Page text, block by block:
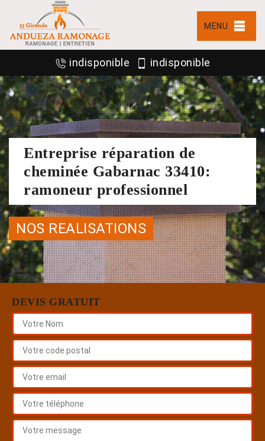
MENU
indisponible indisponible
Entreprise réparation de
cheminée Gabarnac 33410:
ramoneur professionnel
NOS REALISATIONS
DEVIS GRATUIT